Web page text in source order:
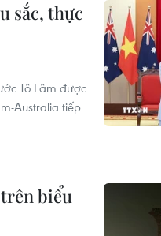
sắc, thực
Tô Lâm được
Australia tiếp
trên biểu